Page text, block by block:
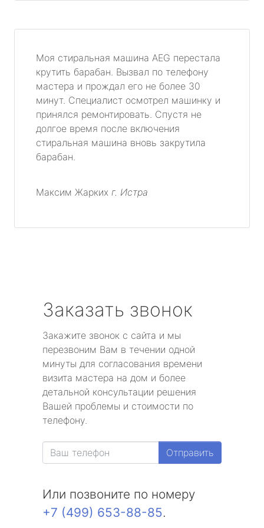
Моя стиральная машина AEG перестала
крутить барабан. Вызвал по телефону
мастера и прождал его не более 30
минут. Специалист осмотрел машинку и
принялся ремонтировать. Спустя не
долгое время после включения
стиральная машина вновь закрутила
барабан.
Максим Жарких г. Истра
Заказать звонок
Закажите звонок с сайта и мы
перезвоним Вам в течении одной
минуты для согласования времени
визита мастера на дом и более
детальной консультации решения
Вашей проблемы и стоимости по
телефону.
Отправить
Или позвоните по номеру
+7 (499) 653-88-85.